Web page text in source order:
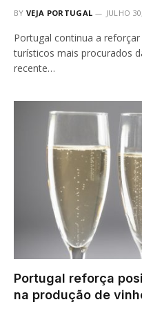
BY VEJA PORTUGAL JULHO
Portugal continua a
turísticos mais procurados
recente…
Portugal reforça
na produção de